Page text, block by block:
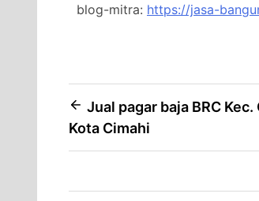
blog-mitra: https://jasa-
Post
navigation
Jual pagar baja BRC
Kota Cimahi